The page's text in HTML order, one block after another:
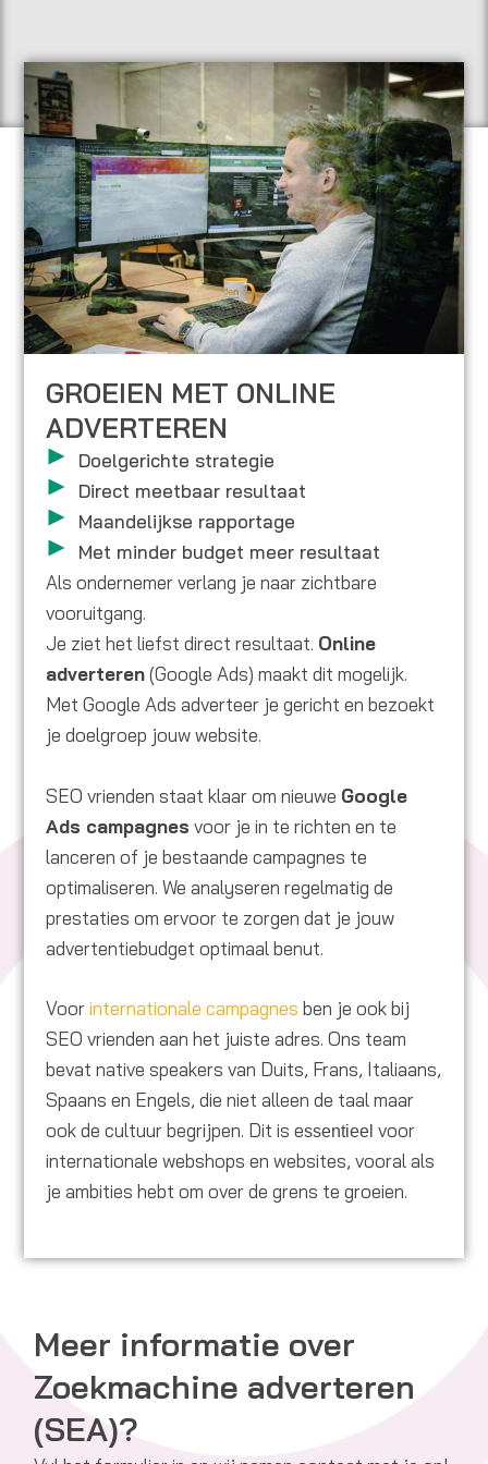
Meer informatie over
Zoekmachine adverteren
(SEA)?
GROEIEN MET ONLINE
ADVERTEREN
Doelgerichte strategie
Direct meetbaar resultaat
Maandelijkse rapportage
Met minder budget meer resultaat
Als ondernemer verlang je naar zichtbare
vooruitgang.
Je ziet het liefst direct resultaat. Online
adverteren(Google Ads) maakt dit mogelijk.
Met Google Ads adverteer je gericht en bezoekt
je doelgroep jouw website.
SEO vrienden staat klaar om nieuwe Google
Ads campagnes voor je in te richten en te
lanceren of je bestaande campagnes te
optimaliseren. We analyseren regelmatig de
prestaties om ervoor te zorgen dat je jouw
advertentiebudget optimaal benut.
Voorinternationale campagnes ben je ook bij
SEO vrienden aan het juiste adres. Ons team
bevat native speakers van Duits, Frans, Italiaans,
Spaans en Engels, die niet alleen de taal maar
ook de cultuur begrijpen. Dit is essentieelvoor
internationale webshops en websites, vooral als
je ambities hebt om over de grens te groeien.